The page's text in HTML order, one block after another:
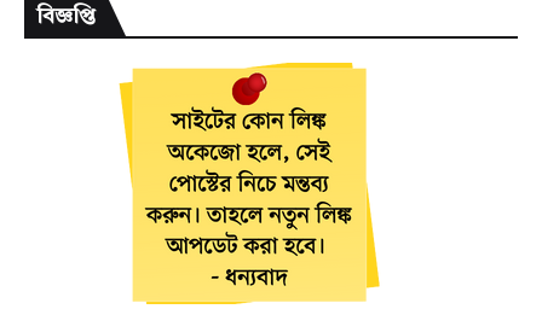
বিজ্ঞপ্তি